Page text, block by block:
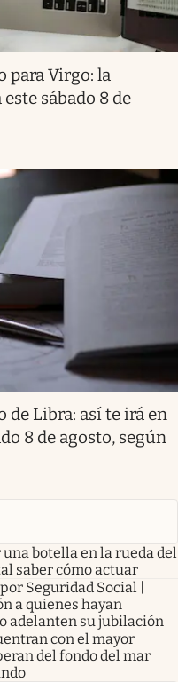
para Virgo: la
sábado 8 de
de Libra: así te irá en
8 de agosto, según
botella en la rueda del
saber cómo actuar
Seguridad Social |
a quienes hayan
adelanten su jubilación
con el mayor
del fondo del mar